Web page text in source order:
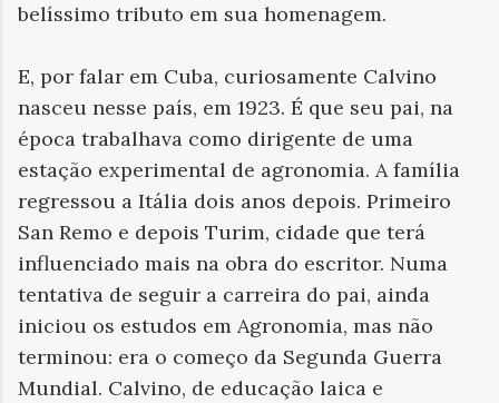
belíssimo tributo em sua homenagem.
E, por falar em Cuba, curiosamente Calvino
nasceu nesse país, em 1923. É que seu pai, na
época trabalhava como dirigente de uma
estação experimental de agronomia. A família
regressou a Itália dois anos depois. Primeiro
San Remo e depois Turim, cidade que terá
influenciado mais na obra do escritor. Numa
tentativa de seguir a carreira do pai, ainda
iniciou os estudos em Agronomia, mas não
terminou: era o começo da Segunda Guerra
Mundial. Calvino, de educação laica e